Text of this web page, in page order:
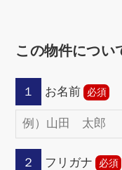
この物件につい
１ お名前
２ フリガナ